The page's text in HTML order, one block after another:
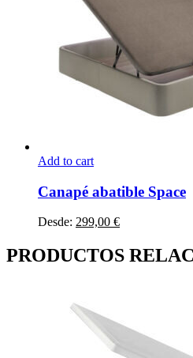
Add to cart
producto
tiene
múltiples
variantes.
opciones
Canapé abatible Space
Desde: 299,00 €
PRODUCTOS